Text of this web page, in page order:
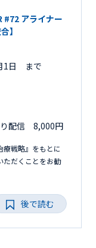
#72 アライナー
】
1日 まで
り配信 8,000円
療戦略』をもとに
ただくことをお勧
後で読む